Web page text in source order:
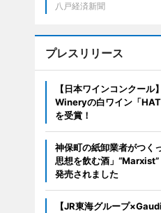
八戸経済新聞
プレスリリース
【日本ワインコンクー
Wineryの白ワイン「
を受賞！
神保町の紙卸業者がつく
思想を飲む酒」
発売されました
【JR東海グループ